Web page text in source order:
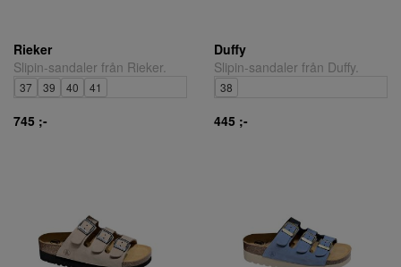
Rieker
Slipin-sandaler från Rieker.
37 39 40 41
745 ;-
Duffy
Slipin-sandaler från Duffy.
38
445 ;-